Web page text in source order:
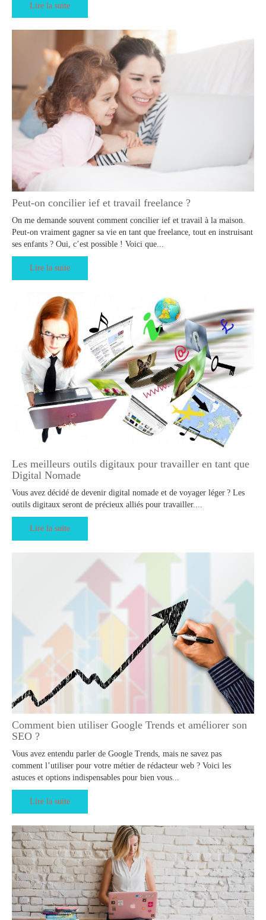
Lire la suite
Peut-on concilier ief et travail freelance ?
On me demande souvent comment concilier ief et travail à la maison.
Peut-on vraiment gagner sa vie en tant que freelance, tout en instruisant
ses enfants ? Oui, c’est possible ! Voici que...
Lire la suite
Les meilleurs outils digitaux pour travailler en tant que
Digital Nomade
Vous avez décidé de devenir digital nomade et de voyager léger ? Les
outils digitaux seront de précieux alliés pour travailler....
Lire la suite
Comment bien utiliser Google Trends et améliorer son
SEO ?
Vous avez entendu parler de Google Trends, mais ne savez pas
comment l’utiliser pour votre métier de rédacteur web ? Voici les
astuces et options indispensables pour bien vous...
Lire la suite